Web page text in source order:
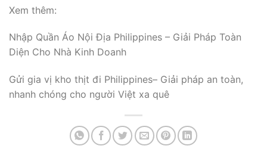
Xem thêm:
Nhập Quần Áo Nội Địa Philippines – Giải Pháp Toàn
Diện Cho Nhà Kinh Doanh
Gửi gia vị kho thịt đi Philippines– Giải pháp an toàn,
nhanh chóng cho người Việt xa quê